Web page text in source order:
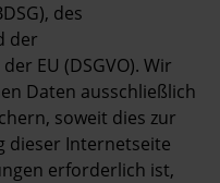
des
der
EU (DSGVO). Wir
Daten ausschließlich
soweit dies zur
dieser Internetseite
erforderlich ist,